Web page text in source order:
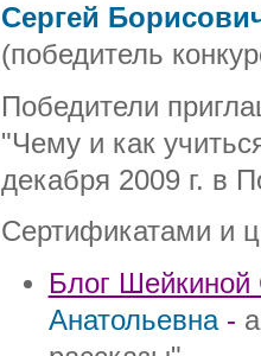
Сергей
(победитель
Победители
"Чему и как
декабря 2009 г. в
Сертификатами и
Блог
Анатольевна -